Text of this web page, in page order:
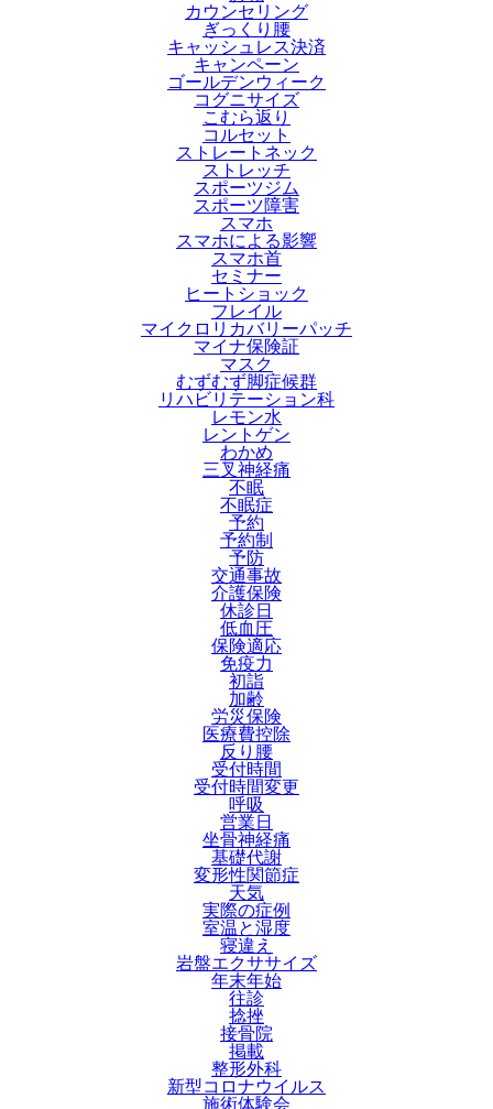
カウンセリング
ぎっくり腰
キャッシュレス決済
キャンペーン
ゴールデンウィーク
コグニサイズ
こむら返り
コルセット
ストレートネック
ストレッチ
スポーツジム
スポーツ障害
スマホ
スマホによる影響
スマホ首
セミナー
ヒートショック
フレイル
マイクロリカバリーパッチ
マイナ保険証
マスク
むずむず脚症候群
リハビリテーション科
レモン水
レントゲン
わかめ
三叉神経痛
不眠
不眠症
予約
予約制
予防
交通事故
介護保険
休診日
低血圧
保険適応
免疫力
初詣
加齢
労災保険
医療費控除
反り腰
受付時間
受付時間変更
呼吸
営業日
坐骨神経痛
基礎代謝
変形性関節症
天気
実際の症例
室温と湿度
寝違え
岩盤エクササイズ
年末年始
往診
捻挫
接骨院
掲載
整形外科
新型コロナウイルス
施術体験会